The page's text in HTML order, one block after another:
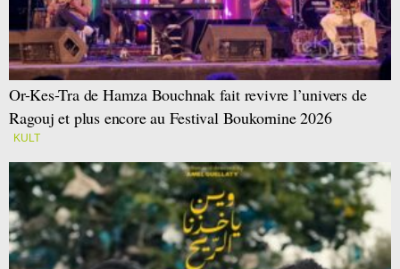
Or-Kes-Tra de Hamza Bouchnak fait revivre l’univers de
Ragouj et plus encore au Festival Boukornine 2026
KULT